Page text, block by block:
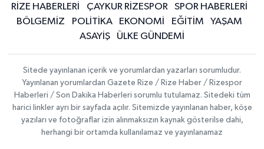
RİZE HABERLERİ ÇAYKUR RİZESPOR
SPOR HABERLERİ
BÖLGEMİZ
POLİTİKA EKONOMİ EĞİTİM
YAŞAM
ASAYİŞ
ÜLKE GÜNDEMİ
Sitede yayınlanan içerik ve yorumlardan yazarları sorumludur.
Yayınlanan yorumlardan Gazete Rize / Rize Haber / Rizespor
Haberleri / Son Dakika Haberleri sorumlu tutulamaz. Sitedeki tüm
harici linkler ayrı bir sayfada açılır. Sitemizde yayınlanan haber, köşe
yazıları ve fotoğraflar izin alınmaksızın kaynak gösterilse dahi,
herhangi bir ortamda kullanılamaz ve yayınlanamaz